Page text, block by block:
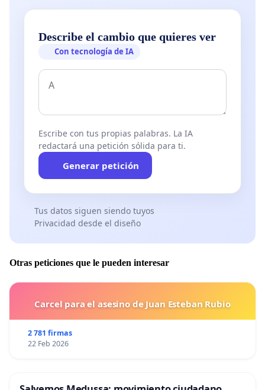
Describe el cambio que quieres ver
Con tecnología de IA
Escribe con tus propias palabras. La IA
redactará una petición sólida para ti.
Generar petición
Tus datos siguen siendo tuyos
Privacidad desde el diseño
Otras peticiones que le pueden interesar
Carcel para el asesino de Juan Esteban Rubio
2 781 firmas
22 Feb 2026